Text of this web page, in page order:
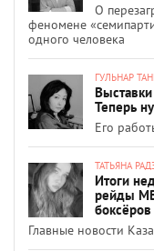
О
феномене
одного человека
ГУЛЬНАР
Теперь
Его
ТАТЬЯНА
Итоги
рейды
боксёров
Главные новости